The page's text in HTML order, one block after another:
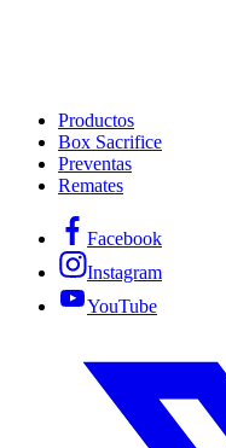
Productos
Box Sacrifice
Preventas
Remates
Facebook
Instagram
YouTube